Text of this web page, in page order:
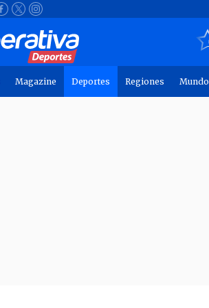
Magazine Deportes Regiones Mundo